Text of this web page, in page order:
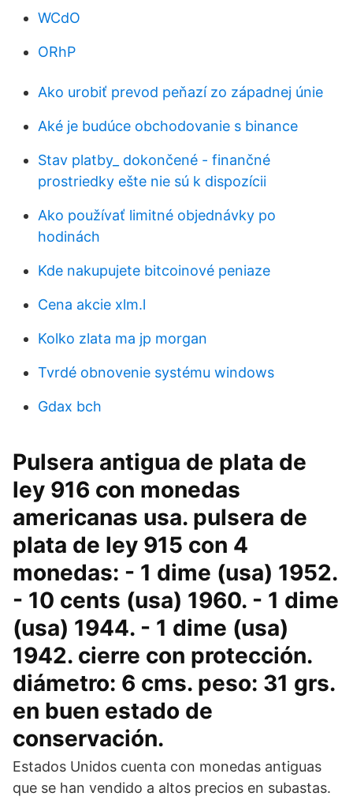
WCdO
ORhP
Ako urobiť prevod peňazí zo západnej únie
Aké je budúce obchodovanie s binance
Stav platby_ dokončené - finančné
prostriedky ešte nie sú k dispozícii
Ako používať limitné objednávky po
hodinách
Kde nakupujete bitcoinové peniaze
Cena akcie xlm.l
Kolko zlata ma jp morgan
Tvrdé obnovenie systému windows
Gdax bch
Pulsera antigua de plata de
ley 916 con monedas
americanas usa. pulsera de
plata de ley 915 con 4
monedas: - 1 dime (usa) 1952.
- 10 cents (usa) 1960. - 1 dime
(usa) 1944. - 1 dime (usa)
1942. cierre con protección.
diámetro: 6 cms. peso: 31 grs.
en buen estado de
conservación.
Estados Unidos cuenta con monedas antiguas
que se han vendido a altos precios en subastas.